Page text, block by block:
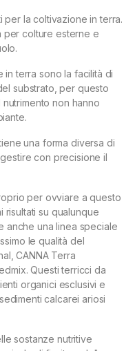
per la coltivazione in terra.
per colture esterne e
terra sono la facilità di
substrato, per questo
non hanno
una forma diversa di
con precisione il
per ovviare a questo
su qualunque
anche una linea speciale
le qualità del
CANNA Terra
Questi terricci da
organici esclusivi e
calcarei ariosi
sostanze nutritive